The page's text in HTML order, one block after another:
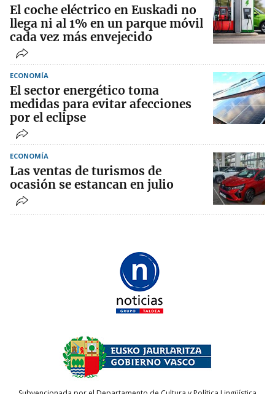
El coche eléctrico en Euskadi no
llega ni al 1% en un parque móvil
cada vez más envejecido
ECONOMÍA
El sector energético toma
medidas para evitar afecciones
por el eclipse
ECONOMÍA
Las ventas de turismos de
ocasión se estancan en julio